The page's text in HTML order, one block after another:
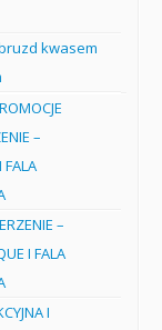
kwasem
–
FALA
–
I FALA
I